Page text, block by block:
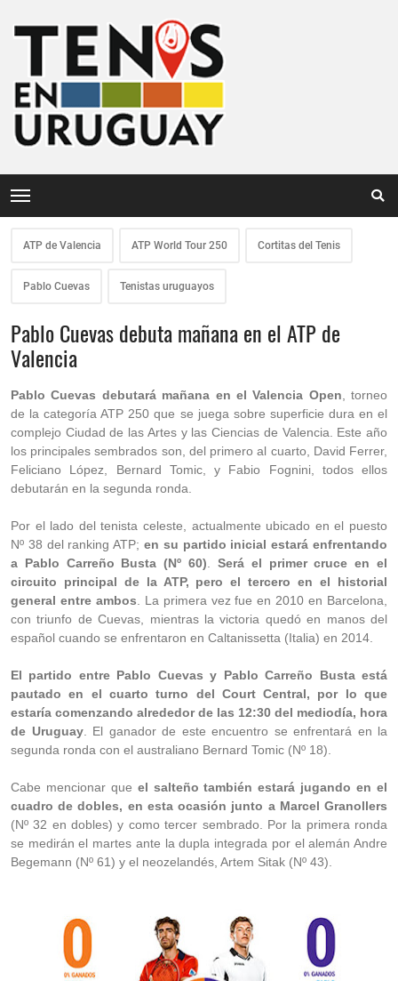
ATP de Valencia ATP World Tour 250 Cortitas del Tenis
Pablo Cuevas Tenistas uruguayos
Pablo Cuevas debuta mañana en el ATP de
Valencia
Pablo Cuevas debutará mañana en el Valencia Open , torneo
de la categoría ATP 250 que se juega sobre superficie dura en el
complejo Ciudad de las Artes y las Ciencias de Valencia. Este año
los principales sembrados son, del primero al cuarto, David Ferrer,
Feliciano López, Bernard Tomic, y Fabio Fognini, todos ellos
debutarán en la segunda ronda.
Por el lado del tenista celeste, actualmente ubicado en el puesto
Nº 38 del ranking ATP; en su partido inicial estará enfrentando
a Pablo Carreño Busta (Nº 60)
Será el primer cruce en el
circuito principal de la ATP, pero el tercero en el historial
general entre ambos . La primera vez fue en 2010 en Barcelona,
con triunfo de Cuevas, mientras la victoria quedó en manos del
español cuando se enfrentaron en Caltanissetta (Italia) en 2014.
El partido entre Pablo Cuevas y Pablo Carreño Busta está
pautado en el cuarto turno del Court Central, por lo que
estaría comenzando alrededor de las 12:30 del mediodía, hora
de Uruguay. El ganador de este encuentro se enfrentará en la
segunda ronda con el australiano Bernard Tomic (Nº 18).
Cabe mencionar que el salteño también estará jugando en el
cuadro de dobles, en esta ocasión junto a Marcel Granollers
(Nº 32 en dobles) y como tercer sembrado. Por la primera ronda
se medirán el martes ante la dupla integrada por el alemán Andre
Begemann (Nº 61) y el neozelandés, Artem Sitak (Nº 43).